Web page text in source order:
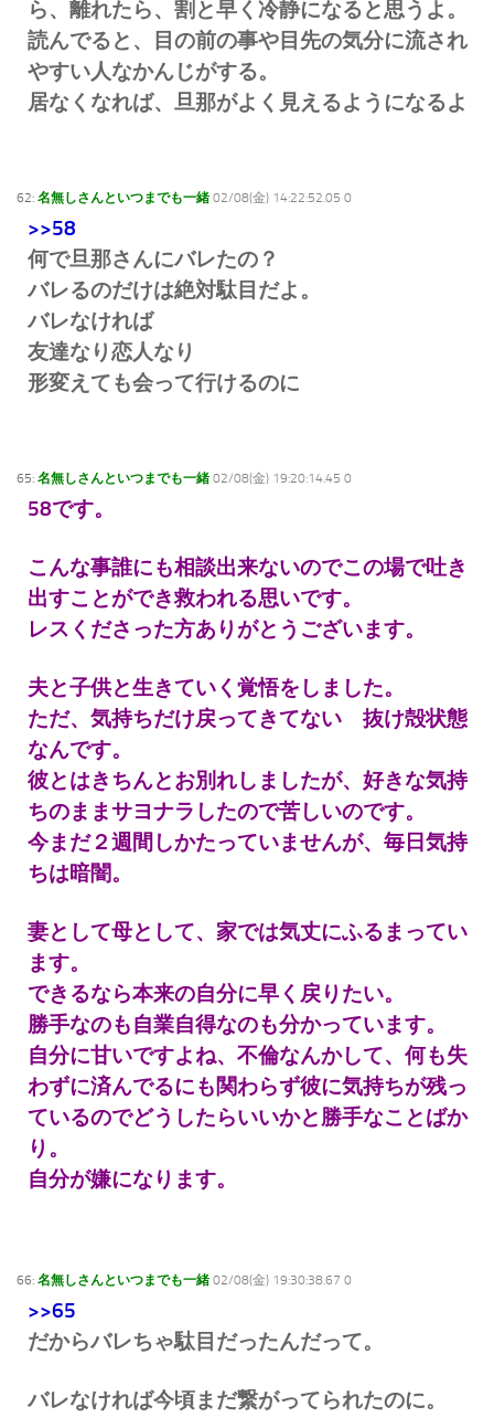
ら、離れたら、割と早く冷静になると思うよ。
読んでると、目の前の事や目先の気分に流され
やすい人なかんじがする。
居なくなれば、旦那がよく見えるようになるよ
62: 名無しさんといつまでも一緒 02/08(金) 14:22:52.05 0
>>58
何で旦那さんにバレたの？
バレるのだけは絶対駄目だよ。
バレなければ
友達なり恋人なり
形変えても会って行けるのに
65: 名無しさんといつまでも一緒 02/08(金) 19:20:14.45 0
58です。
こんな事誰にも相談出来ないのでこの場で吐き
出すことができ救われる思いです。
レスくださった方ありがとうございます。
夫と子供と生きていく覚悟をしました。
ただ、気持ちだけ戻ってきてない 抜け殻状態
なんです。
彼とはきちんとお別れしましたが、好きな気持
ちのままサヨナラしたので苦しいのです。
今まだ２週間しかたっていませんが、毎日気持
ちは暗闇。
妻として母として、家では気丈にふるまってい
ます。
できるなら本来の自分に早く戻りたい。
勝手なのも自業自得なのも分かっています。
自分に甘いですよね、不倫なんかして、何も失
わずに済んでるにも関わらず彼に気持ちが残っ
ているのでどうしたらいいかと勝手なことばか
り。
自分が嫌になります。
66: 名無しさんといつまでも一緒 02/08(金) 19:30:38.67 0
>>65
だからバレちゃ駄目だったんだって。
バレなければ今頃まだ繋がってられたのに。